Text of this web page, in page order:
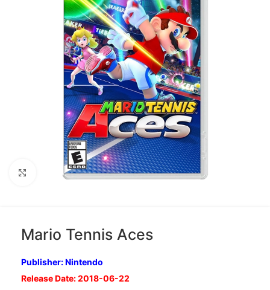
Nhấp để phóng to
Mario Tennis Aces
Publisher: Nintendo
Release Date: 2018-06-22